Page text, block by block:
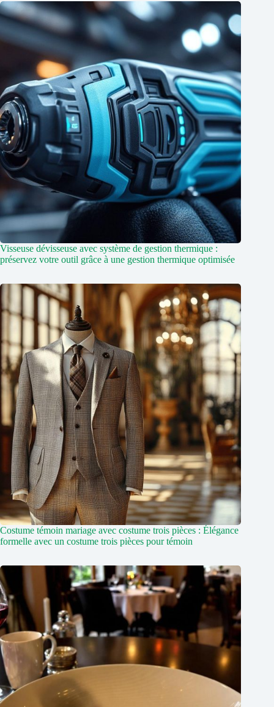
Visseuse dévisseuse avec système de gestion thermique :
préservez votre outil grâce à une gestion thermique optimisée
Costume témoin mariage avec costume trois pièces : Élégance
formelle avec un costume trois pièces pour témoin